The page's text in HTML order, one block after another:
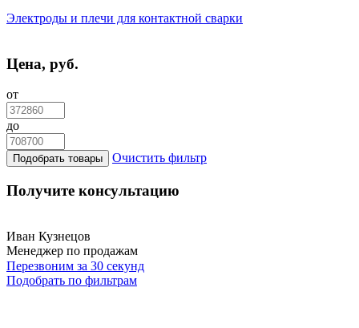
Электроды и плечи для контактной сварки
Цена, руб.
от
до
Подобрать товары Очистить фильтр
Получите консультацию
Иван Кузнецов
Менеджер по продажам
Перезвоним за 30 секунд
Подобрать по фильтрам